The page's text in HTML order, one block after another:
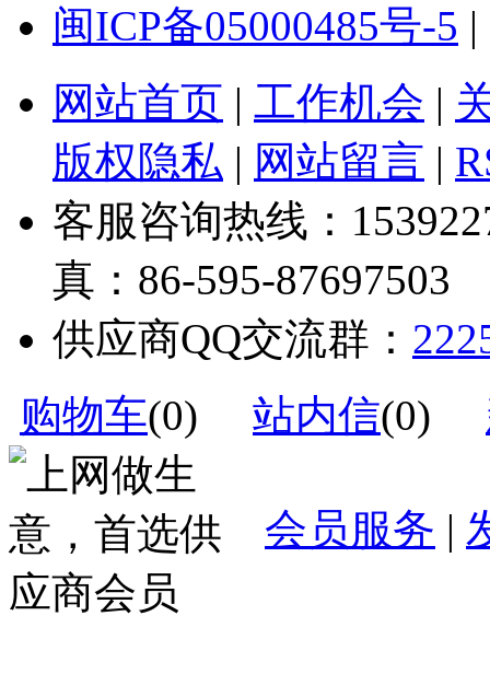
闽ICP备05000485号-5
网站首页 | 工作机会 |
版权隐私 | 网站留言 |
客服咨询热线：
真：86-595-87697503
供应商QQ交流群：
购物车(0) 站内信(0)
会员服务 |